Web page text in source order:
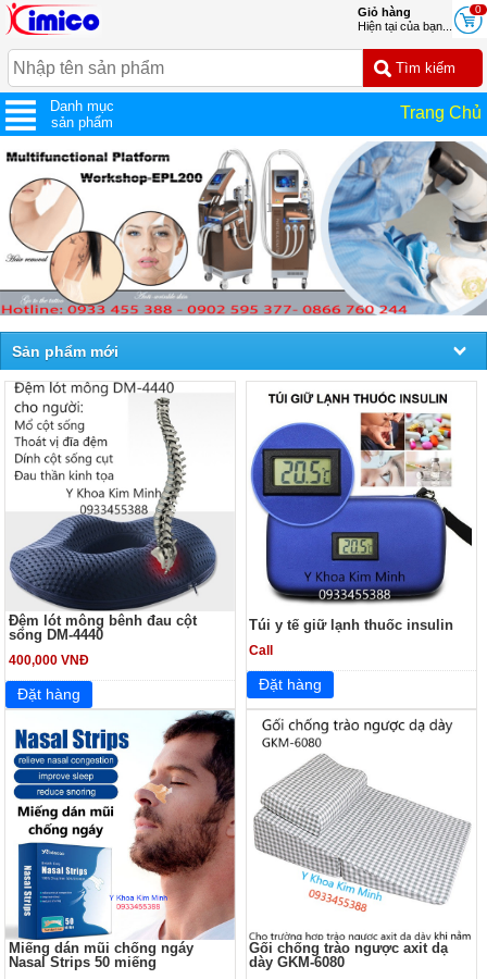
0
Giỏ hàng
Hiện tại của bạn...
Danh mục
sản phẩm
Trang Chủ
Sản phẩm mới
Đệm lót mông bênh đau cột
sống DM-4440
400,000 VNĐ
Túi y tế giữ lạnh thuốc insulin
Call
Miếng dán mũi chống ngáy
Nasal Strips 50 miếng
Gối chống trào ngược axit dạ
dày GKM-6080